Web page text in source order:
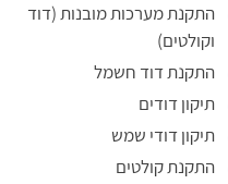
התקנת מערכות מובנות (דוד
וקולטים)
התקנת דוד חשמל
תיקון דודים
תיקון דודי שמש
התקנת קולטים